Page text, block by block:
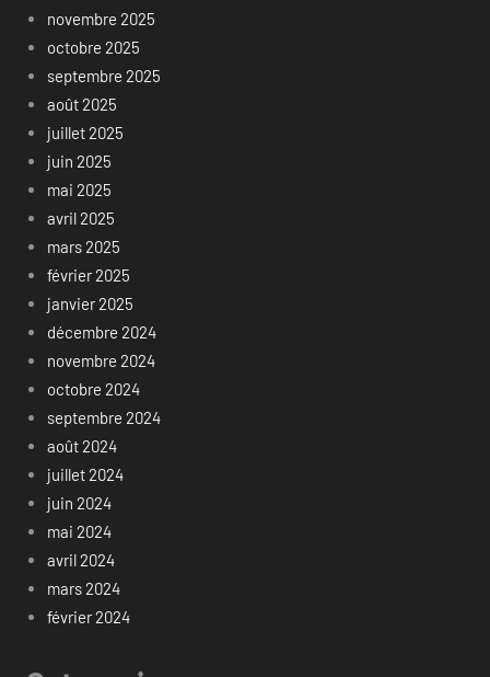
novembre 2025
octobre 2025
septembre 2025
août 2025
juillet 2025
juin 2025
mai 2025
avril 2025
mars 2025
février 2025
janvier 2025
décembre 2024
novembre 2024
octobre 2024
septembre 2024
août 2024
juillet 2024
juin 2024
mai 2024
avril 2024
mars 2024
février 2024